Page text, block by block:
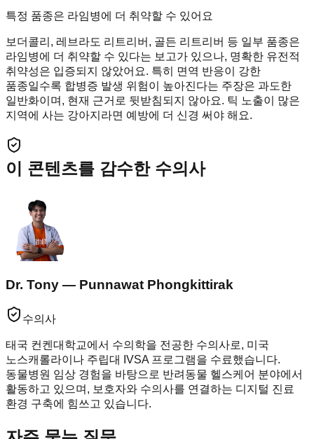
특정 품종은 라임병에 더 취약할 수 있어요
보더콜리, 레브라도 리트리버, 골든 리트리버 등 일부 품종은
라임병에 더 취약할 수 있다는 보고가 있으나, 명확한 유전적
취약성은 입증되지 않았어요. 특히 면역 반응이 강한
품종일수록 합병증 발생 위험이 높아진다는 주장은 과도한
일반화이며, 현재 근거로 뒷받침되지 않아요. 틱 노출이 많은
지역에 사는 강아지라면 예방에 더 신경 써야 해요.
이 콘텐츠를 감수한 수의사
Dr. Tony — Punnawat Phongkittirak
수의사
태국 컨켄대학교에서 수의학을 전공한 수의사로, 미국
노스캐롤라이나 주립대 IVSA 프로그램을 수료했습니다.
동물병원 임상 경험을 바탕으로 반려동물 헬스케어 분야에서
활동하고 있으며, 보호자와 수의사를 연결하는 디지털 진료
환경 구축에 힘쓰고 있습니다.